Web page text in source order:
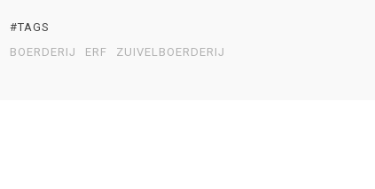
#TAGS
BOERDERIJ
ERF ZUIVELBOERDERIJ